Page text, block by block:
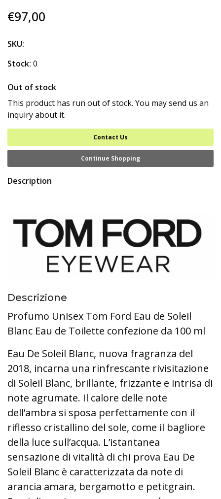
€97,00
SKU:
Stock: 0
Out of stock
This product has run out of stock. You may send us an
inquiry about it.
Contact Us
Continue Shopping
Description
Descrizione
Profumo Unisex Tom Ford Eau de Soleil
Blanc Eau de Toilette confezione da 100 ml
Eau De Soleil Blanc, nuova fragranza del
2018, incarna una rinfrescante rivisitazione
di Soleil Blanc, brillante, frizzante e intrisa di
note agrumate. Il calore delle note
dell’ambra si sposa perfettamente con il
riflesso cristallino del sole, come il bagliore
della luce sull’acqua. L’istantanea
sensazione di vitalità di chi prova Eau De
Soleil Blanc è caratterizzata da note di
arancia amara, bergamotto e petitgrain.